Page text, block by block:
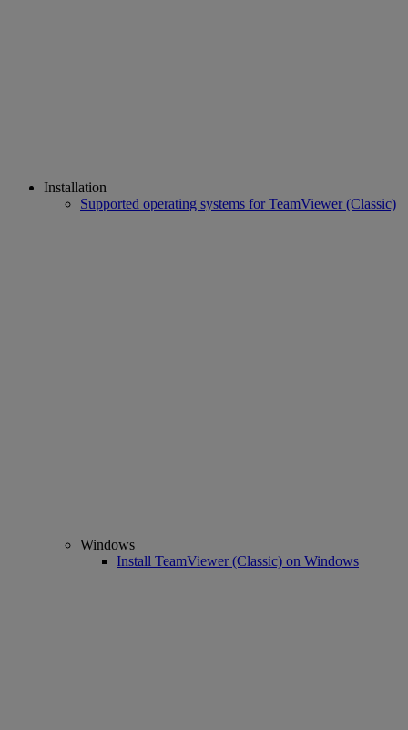
Installation
Supported operating systems for TeamViewer (Classic)
Windows
Install TeamViewer (Classic) on Windows